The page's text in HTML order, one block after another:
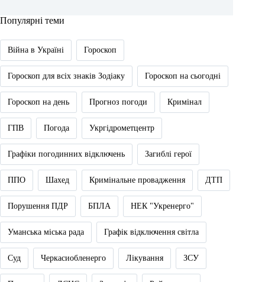
Популярні теми
Війна в Україні Гороскоп
Гороскоп для всіх знаків Зодіаку Гороскоп на сьогодні
Гороскоп на день Прогноз погоди Кримінал
ГПВ Погода Укргідрометцентр
Графіки погодинних відключень Загиблі герої
ППО Шахед Кримінальне провадження ДТП
Порушення ПДР БПЛА НЕК "Укренерго"
Уманська міська рада Графік відключення світла
Суд Черкасиобленерго Лікування ЗСУ